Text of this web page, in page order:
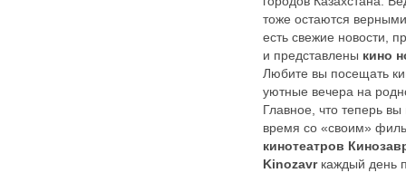
тоже остаются
есть свежие новости,
и представлены кино
Любите вы посещать
уютные вечера на
Главное, что теперь
время со «своим»
кинотеатров
Kinozavrкаждый день